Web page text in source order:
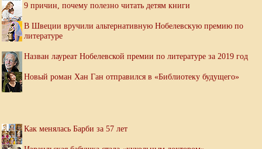
9 причин, почему полезно читать детям книги
В Швеции вручили альтернативную Нобелевскую премию по
литературе
Назван лауреат Нобелевской премии по литературе за 2019 год
Новый роман Хан Ган отправился в «Библиотеку будущего»
Как менялась Барби за 57 лет